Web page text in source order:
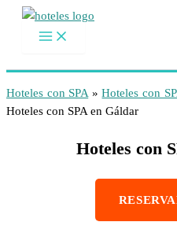
Hoteles con SPA »Hoteles con
Hoteles con SPA en Gáldar
Hoteles con